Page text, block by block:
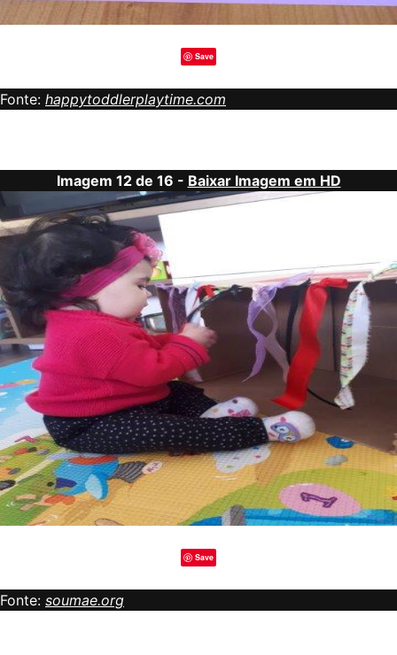
Save
Fonte: happytoddlerplaytime.com
Imagem 12 de 16 - Baixar Imagem em HD
Save
Fonte: soumae.org